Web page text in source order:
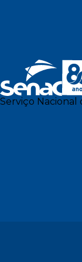
Serviço Nacional